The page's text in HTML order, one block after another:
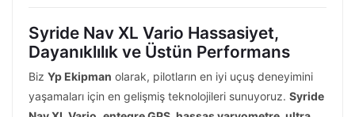
Syride Nav XL Vario Hassasiyet,
Dayanıklılık ve Üstün Performans
Biz Yp Ekipman olarak, pilotların en iyi uçuş deneyimini
yaşamaları için en gelişmiş teknolojileri sunuyoruz. Syride